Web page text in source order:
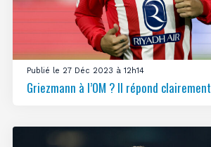
Publié le 27 Déc 2023 à 12h14
Griezmann à l’OM ? Il répond clairement